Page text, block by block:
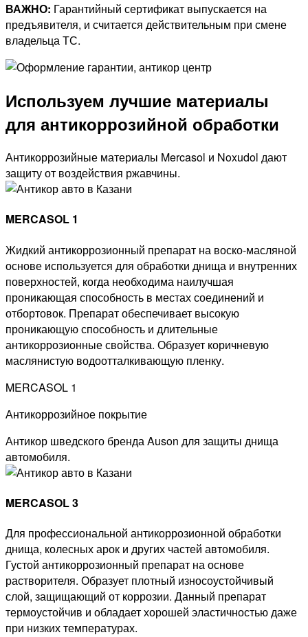
ВАЖНО: Гарантийный сертификат выпускается на
предъявителя, и считается действительным при смене
владельца ТС.
Используем лучшие материалы
для антикоррозийной обработки
Антикоррозийные материалы Mercasol и Noxudol дают
защиту от воздействия ржавчины.
MERCASOL 1
Жидкий антикоррозионный препарат на воско-масляной
основе используется для обработки днища и внутренних
поверхностей, когда необходима наилучшая
проникающая способность в местах соединений и
отбортовок. Препарат обеспечивает высокую
проникающую способность и длительные
антикоррозионные свойства. Образует коричневую
маслянистую водоотталкивающую пленку.
MERCASOL 1
Антикоррозийное покрытие
Антикор шведского бренда Auson для защиты днища
автомобиля.
MERCASOL 3
Для профессиональной антикоррозионной обработки
днища, колесных арок и других частей автомобиля.
Густой антикоррозионный препарат на основе
растворителя. Образует плотный износоустойчивый
слой, защищающий от коррозии. Данный препарат
термоустойчив и обладает хорошей эластичностью даже
при низких температурах.